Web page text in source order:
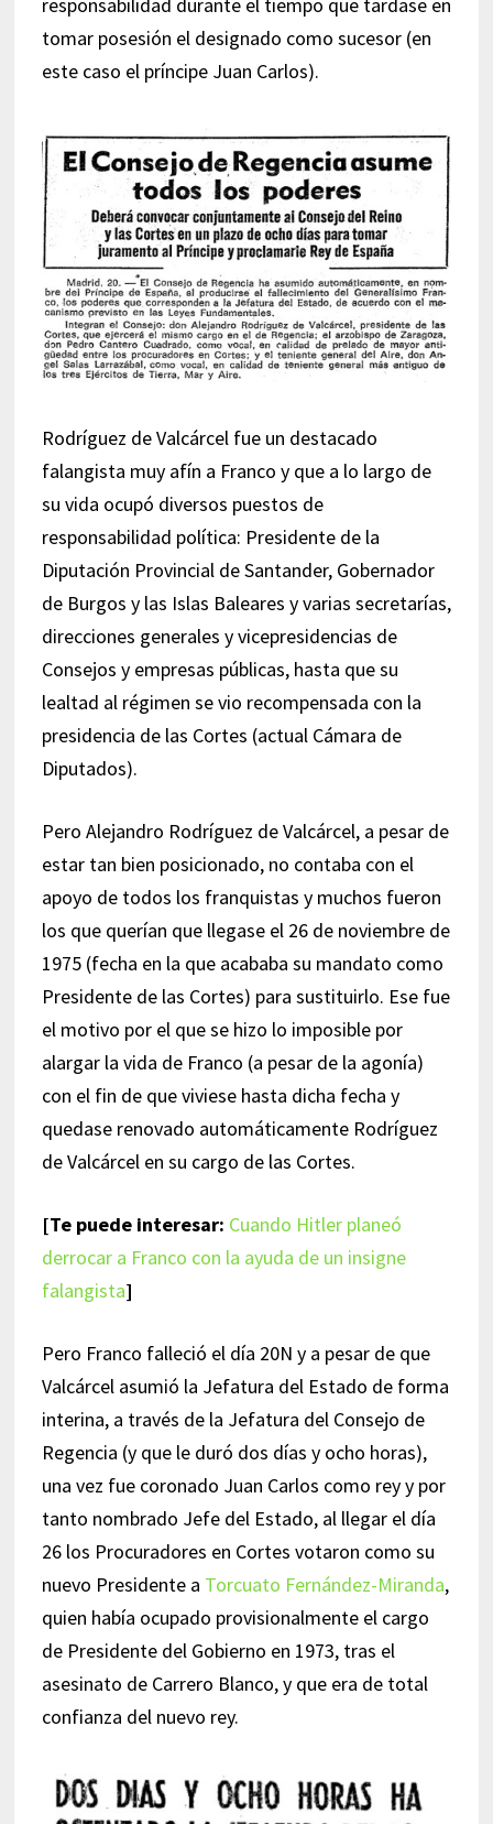
tomar posesión el designado como sucesor (en
este caso el príncipe Juan Carlos).
Rodríguez de Valcárcel fue un destacado
falangista muy afín a Franco y que a lo largo de
su vida ocupó diversos puestos de
responsabilidad política: Presidente de la
Diputación Provincial de Santander, Gobernador
de Burgos y las Islas Baleares y varias secretarías,
direcciones generales y vicepresidencias de
Consejos y empresas públicas, hasta que su
lealtad al régimen se vio recompensada con la
presidencia de las Cortes (actual Cámara de
Diputados).
Pero Alejandro Rodríguez de Valcárcel, a pesar de
estar tan bien posicionado, no contaba con el
apoyo de todos los franquistas y muchos fueron
los que querían que llegase el 26 de noviembre de
1975 (fecha en la que acababa su mandato como
Presidente de las Cortes) para sustituirlo. Ese fue
el motivo por el que se hizo lo imposible por
alargar la vida de Franco (a pesar de la agonía)
con el fin de que viviese hasta dicha fecha y
quedase renovado automáticamente Rodríguez
de Valcárcel en su cargo de las Cortes.
[Te puede interesar: Cuando Hitler planeó
derrocar a Franco con la ayuda de un insigne
falangista]
Pero Franco falleció el día 20N y a pesar de que
Valcárcel asumió la Jefatura del Estado de forma
interina, a través de la Jefatura del Consejo de
Regencia (y que le duró dos días y ocho horas),
una vez fue coronado Juan Carlos como rey y por
tanto nombrado Jefe del Estado, al llegar el día
26 los Procuradores en Cortes votaron como su
nuevo Presidente a Torcuato Fernández-Miranda,
quien había ocupado provisionalmente el cargo
de Presidente del Gobierno en 1973, tras el
asesinato de Carrero Blanco, y que era de total
confianza del nuevo rey.